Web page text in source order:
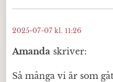
Amanda skriver:
2025-07-07 kl. 11:26
Så många vi är som